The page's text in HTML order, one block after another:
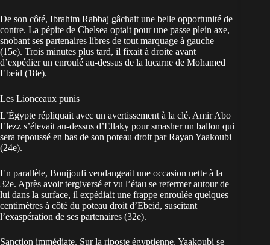
De son côté, Ibrahim Rabbaj gâchait une belle opportunité de
contre. La pépite de Chelsea optait pour une passe plein axe,
snobant ses partenaires libres de tout marquage à gauche
(15e). Trois minutes plus tard, il fixait à droite avant
d’expédier un enroulé au-dessus de la lucarne de Mohamed
Ebeid (18e).
Les Lionceaux punis
L’Égypte répliquait avec un avertissement à la clé. Amir Abo
Elezz s’élevait au-dessus d’Ellaky pour smasher un ballon qui
sera repoussé en bas de son poteau droit par Rayan Yaakoubi
(24e).
En parallèle, Boujjoufi vendangeait une occasion nette à la
32e. Après avoir tergiversé et vu l’étau se refermer autour de
lui dans la surface, il expédiait une frappe enroulée quelques
centimètres à côté du poteau droit d’Ebeid, suscitant
l’exaspération de ses partenaires (32e).
Sanction immédiate. Sur la riposte égyptienne, Yaakoubi se